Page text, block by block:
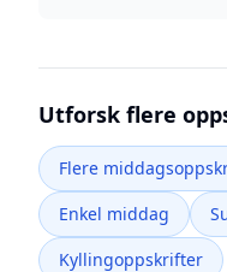
Utforsk flere
Flere
Enkel middag
Kyllingoppskrifter